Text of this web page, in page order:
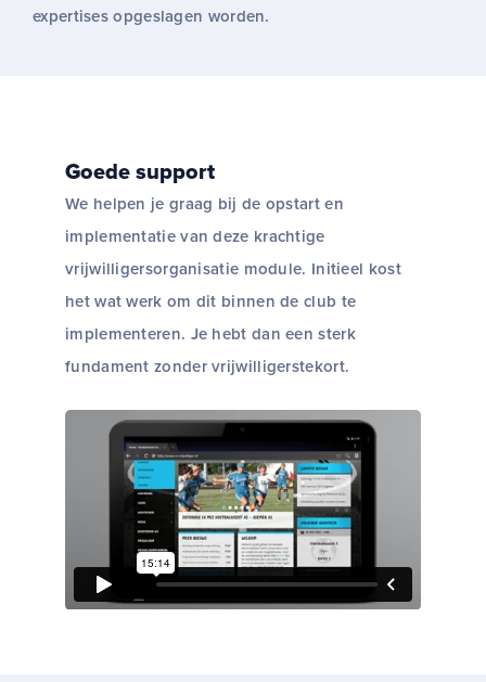
expertises opgeslagen worden.
Goede support
We helpen je graag bij de opstart en
implementatie van deze krachtige
vrijwilligersorganisatie module. Initieel kost
het wat werk om dit binnen de club te
implementeren. Je hebt dan een sterk
fundament zonder vrijwilligerstekort.